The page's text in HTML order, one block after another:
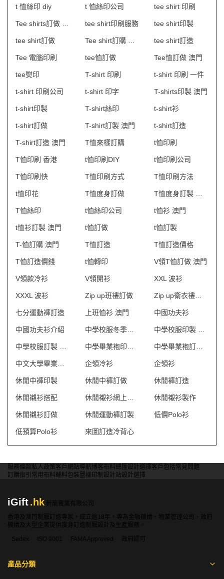
t 恤絲印 diy t 恤絲印公司 tee shirt 印刷
tee shirt印刷服務 tee shirt印製
tee shirt訂做 tee shirt訂造
Tee 電腦印刷 tee恤訂做 Tee恤訂做 澳門
tee熨印 T-shirt 印刷 t-shirt 印刷 一件
t-shirt 印刷公司 t-shirt 印字 T-shirts印製 澳門
t-shirt印製 T-shirt絲印 t-shirt衫
t-shirt訂做 T-shirt訂製 澳門 t-shirt訂造
T-shirt訂造 澳門 T恤來樣訂購 t恤印刷
T恤印刷 香港 t恤印刷DIY t恤印刷公司
T恤印刷快 T恤印刷方式 T恤印刷方法
t恤印花 T恤度身訂做
T恤絲印 t恤絲印公司 t恤衫 澳門
t恤衫訂製 澳門 t恤訂做 t恤訂製
T-恤訂購 澳門 T恤訂造 T恤訂造價格
T恤訂造價錢 t恤轉印 V領T恤訂做 澳門
V領款冷衫 V領開衫 XXL 波衫
XXXL 波衫 Zip up班褸訂做
七分運動褲訂造 上班恤衫 澳門 中國功夫衫
中國功夫衫介紹 中學校服冬季冷衫
企領冷衫 企領衫
休閒中褲印製 休閒中褲訂做 休閒褲訂造
休閒襯衫搭配 休閒襯衫製作
休閒襯衫訂做 休閒運動褲訂製 低價Polo衫
低預算Polo衫 來圖訂造冷背心
服務條款私人政策客戶 網站導航博客布料總匯設計選擇客戶包括常見問題
訂購指引 常用布料輔料包裝 圖樣印制 設計站設計選擇
iGift.hk
軒龍實業有限公司
香港及澳門制服訂造專家，成立逾18年，專為金融機構、物業管理公司、政府
機構及大型企業提供度身訂造制服設計及生產服務。
Sedex
ISO 9001 FAMA Approved 政府認可
產品分類